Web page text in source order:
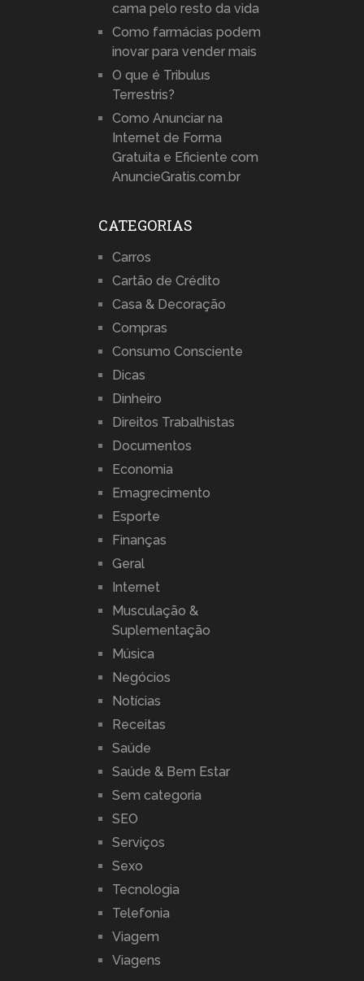
cama pelo resto da vida
Como farmácias podem
inovar para vender mais
O que é Tribulus
Terrestris?
Como Anunciar na
Internet de Forma
Gratuita e Eficiente com
AnuncieGratis.com.br
CATEGORIAS
Carros
Cartão de Crédito
Casa & Decoração
Compras
Consumo Consciente
Dicas
Dinheiro
Direitos Trabalhistas
Documentos
Economia
Emagrecimento
Esporte
Finanças
Geral
Internet
Musculação &
Suplementação
Música
Negócios
Notícias
Receitas
Saúde
Saúde & Bem Estar
Sem categoria
SEO
Serviços
Sexo
Tecnologia
Telefonia
Viagem
Viagens